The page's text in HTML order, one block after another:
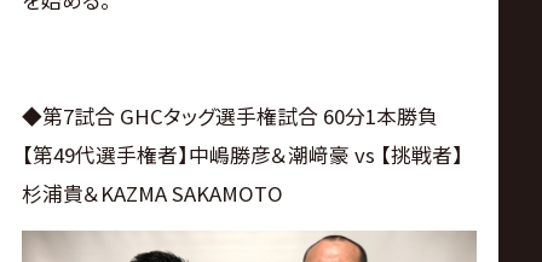
◆第7試合 GHCタッグ選手権試合 60分1本勝負
【第49代選手権者】中嶋勝彦＆潮﨑豪 vs 【挑戦者】
杉浦貴＆KAZMA SAKAMOTO